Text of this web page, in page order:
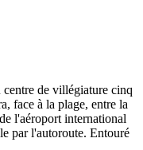
de villégiature cinq
face à la plage, entre la
l'aéroport international
par l'autoroute. Entouré